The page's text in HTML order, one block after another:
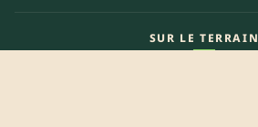
SUR LE TERRAIN